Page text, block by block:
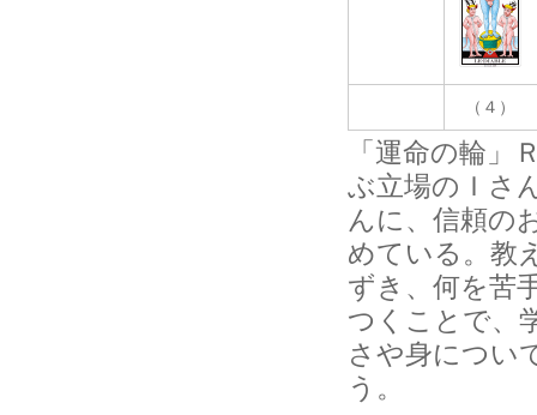
（４）
「運命の輪」
ぶ立場のＩさ
んに、信頼の
めている。教
ずき、何を苦
つくことで、
さや身につい
う。